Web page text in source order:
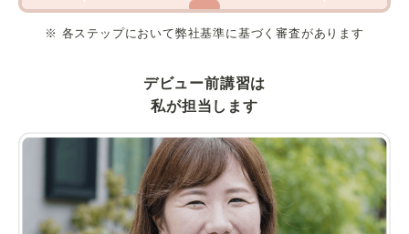
※ 各ステップにおいて弊社基準に基づく審査があります
デビュー前講習は
私が担当します